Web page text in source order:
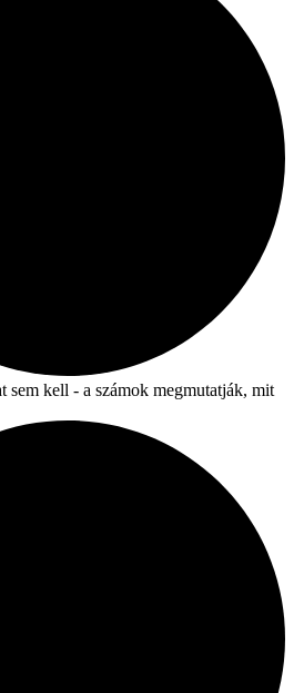
sem kell - a számok megmutatják, mit